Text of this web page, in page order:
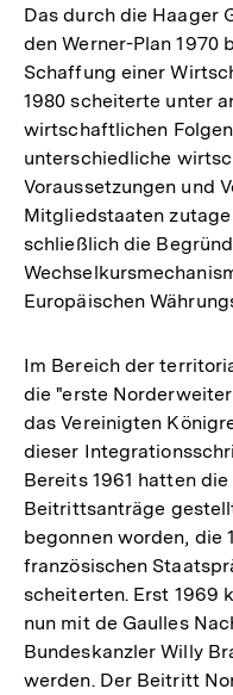
Das durch die Haager
den Werner-Plan 1970
Schaffung einer
1980 scheiterte unter
wirtschaftlichen
unterschiedliche
Voraussetzungen und
Mitgliedstaaten
schließlich die
Europäischen
Im Bereich der
die "erste
das Vereinigten
dieser
Bereits 1961 hatten
Beitrittsanträge
begonnen worden, die
französischen
scheiterten. Erst 1969
nun mit de Gaulles
Bundeskanzler Willy
werden. Der Beitritt